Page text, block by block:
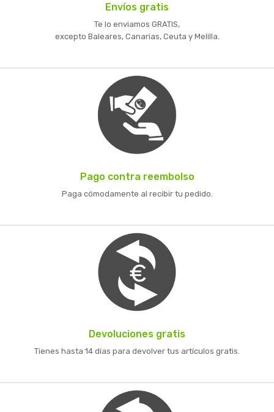
Envíos gratis
Te lo enviamos GRATIS,
excepto Baleares, Canarias, Ceuta y Melilla.
Pago contra reembolso
Paga cómodamente al recibir tu pedido.
Devoluciones gratis
Tienes hasta 14 días para devolver tus artículos gratis.